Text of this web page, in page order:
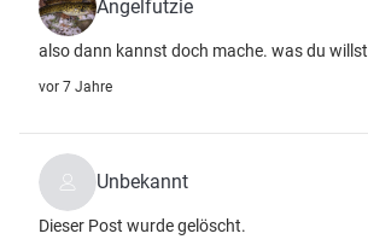
Angelfutzie
also dann kannst doch mache. was du willst
vor 7 Jahre
Unbekannt
Dieser Post wurde gelöscht.